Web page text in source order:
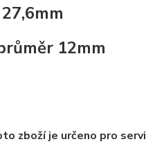
12mm
zboží je určeno pro